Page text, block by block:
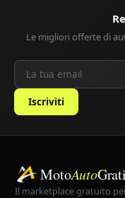
Le migliori offerte di
Iscriviti
MotoAuto
Il marketplace gratuito